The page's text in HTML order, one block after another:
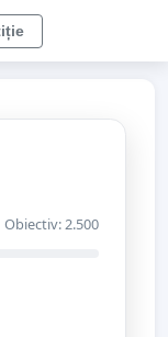
Obiectiv: 2.500